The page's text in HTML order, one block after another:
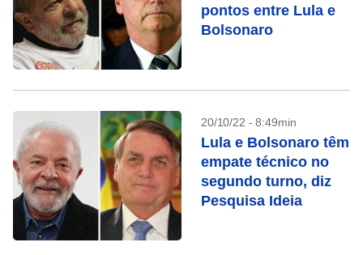
pontos entre Lula e
Bolsonaro
20/10/22 - 8:49min
Lula e Bolsonaro têm
empate técnico no
segundo turno, diz
Pesquisa Ideia